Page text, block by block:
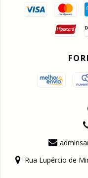
Rua Lupércio de